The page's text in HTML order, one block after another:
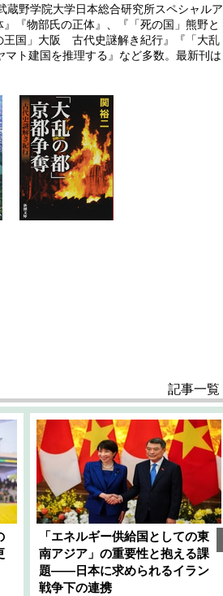
野学院大学日本総合研究所スペシャルア
『物部氏の正体』、『「死の国」熊野と
国」大阪 古代史謎解き紀行』『「大乱
ト建国を推理する』など多数。最新刊は
記事一覧
「エネルギー供給国としての東
南アジア」の重要性と抱える課
題――日本に求められるイラン
戦争下の連携